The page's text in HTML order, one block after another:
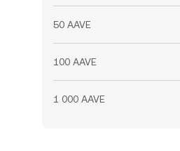
50 AAVE
100 AAVE
1 000 AAVE